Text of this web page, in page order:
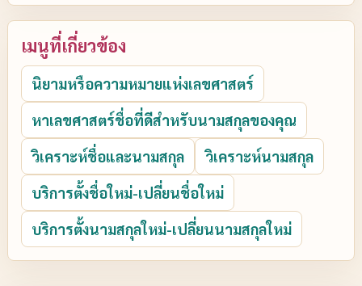
เมนูที่เกี่ยวข้อง
นิยามหรือความหมายแห่งเลขศาสตร์
หาเลขศาสตร์ชื่อที่ดีสำหรับนามสกุลของคุณ
วิเคราะห์ชื่อและนามสกุล
วิเคราะห์นามสกุล
บริการตั้งชื่อใหม่-เปลี่ยนชื่อใหม่
บริการตั้งนามสกุลใหม่-เปลี่ยนนามสกุลใหม่